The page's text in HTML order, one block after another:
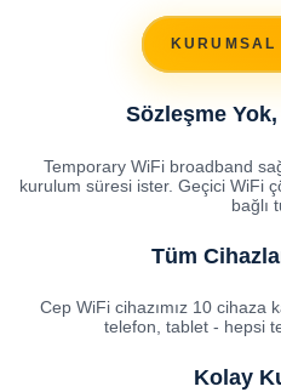
Sözleşme
Temporary WiFi broadband
kurulum süresi ister. Geçici WiFi
bağlı
Tüm
Cep WiFi cihazımız 10 cihaza
telefon, tablet - hepsi
Kolay